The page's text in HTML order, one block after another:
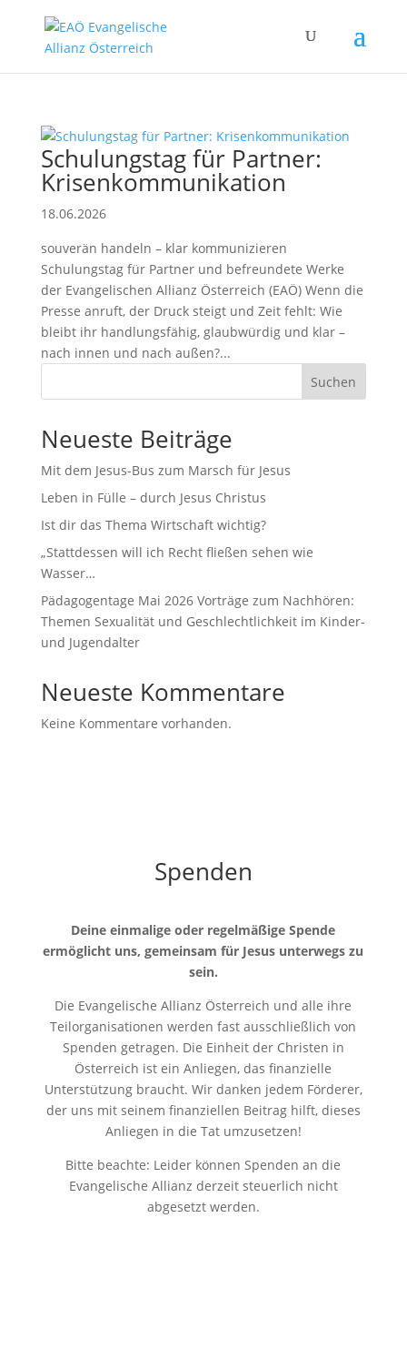
Schulungstag für Partner:
Krisenkommunikation
18.06.2026
souverän handeln – klar kommunizieren
Schulungstag für Partner und befreundete Werke
der Evangelischen Allianz Österreich (EAÖ) Wenn die
Presse anruft, der Druck steigt und Zeit fehlt: Wie
bleibt ihr handlungsfähig, glaubwürdig und klar –
nach innen und nach außen?...
Suchen
Neueste Beiträge
Mit dem Jesus-Bus zum Marsch für Jesus
Leben in Fülle – durch Jesus Christus
Ist dir das Thema Wirtschaft wichtig?
„Stattdessen will ich Recht fließen sehen wie
Wasser…
Pädagogentage Mai 2026 Vorträge zum Nachhören:
Themen Sexualität und Geschlechtlichkeit im Kinder-
und Jugendalter
Neueste Kommentare
Keine Kommentare vorhanden.
Spenden
Deine einmalige oder regelmäßige Spende
ermöglicht uns, gemeinsam für Jesus unterwegs zu
sein.
Die Evangelische Allianz Österreich und alle ihre
Teilorganisationen werden fast ausschließlich von
Spenden getragen. Die Einheit der Christen in
Österreich ist ein Anliegen, das finanzielle
Unterstützung braucht. Wir danken jedem Förderer,
der uns mit seinem finanziellen Beitrag hilft, dieses
Anliegen in die Tat umzusetzen!
Bitte beachte: Leider können Spenden an die
Evangelische Allianz derzeit steuerlich nicht
abgesetzt werden.